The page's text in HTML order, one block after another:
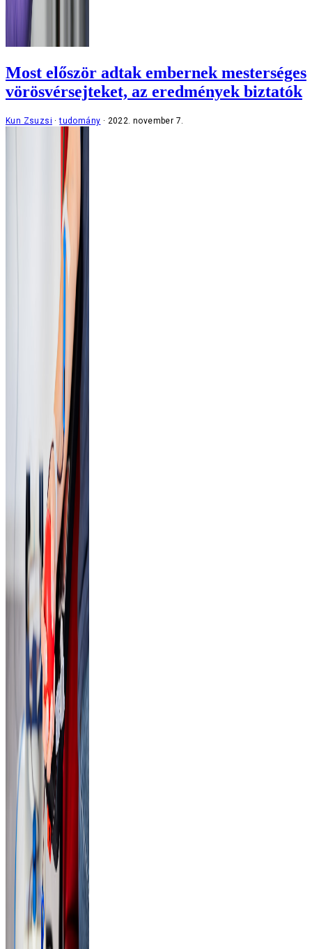
Most először adtak embernek mesterséges
vörösvérsejteket, az eredmények biztatók
Kun Zsuzsi tudomány 2022. november 7.